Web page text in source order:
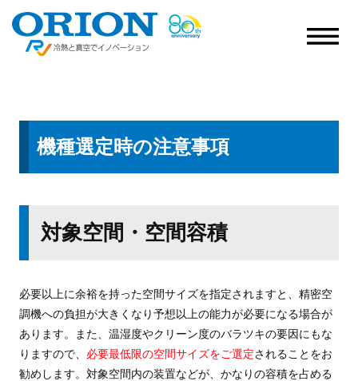
機種選定時の注意事項
対象空間・空間容積
必要以上に余裕を持った空間サイズを指定されますと、精密空
調機への負担が大きくなり予想以上の能力が必要になる場合が
あります。また、温湿度やクリーン度のバラツキの要因にもな
りますので、 必要最低限の空間サイズをご選定されることをお
勧めします。対象空間内の装置などが、かなりの容積を占める